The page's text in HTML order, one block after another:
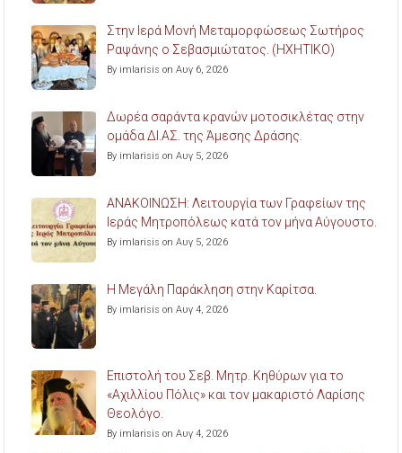
Στην Ιερά Μονή Μεταμορφώσεως Σωτήρος
Ραψάνης ο Σεβασμιώτατος. (ΗΧΗΤΙΚΟ)
By imlarisis on Αυγ 6, 2026
Δωρέα σαράντα κρανών μοτοσικλέτας στην
ομάδα ΔΙ.ΑΣ. της Άμεσης Δράσης.
By imlarisis on Αυγ 5, 2026
ΑΝΑΚΟΙΝΩΣΗ: Λειτουργία των Γραφείων της
Ιεράς Μητροπόλεως κατά τον μήνα Αύγουστο.
By imlarisis on Αυγ 5, 2026
Η Μεγάλη Παράκληση στην Καρίτσα.
By imlarisis on Αυγ 4, 2026
Επιστολή του Σεβ. Μητρ. Κηθύρων για το
«Αχιλλίου Πόλις» και τον μακαριστό Λαρίσης
Θεολόγο.
By imlarisis on Αυγ 4, 2026